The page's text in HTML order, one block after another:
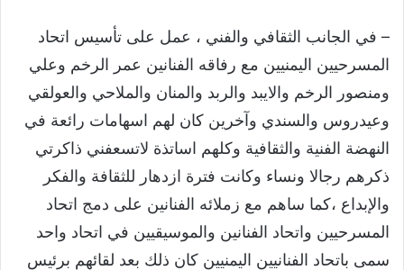
– في الجانب الثقافي والفني ، عمل على تأسيس اتحاد
المسرحيين اليمنيين مع رفاقه الفنانين عمر الرخم وعلي
ومنصور الرخم والايبد والربد والمنان والملاحي والعولقي
وعيدروس والسندي وآخرين كان لهم اسهامات رائعة في
النهضة الفنية والثقافية وكلهم اساتذة لاتسعفني ذاكرتي
ذكرهم رجالا ونساء وكانت فترة ازدهار للثقافة والفكر
والإبداع ،كما ساهم مع زملائه الفنانين على دمج اتحاد
المسرحيين واتحاد الفنانين والموسيقيين في اتحاد واحد
سمى باتحاد الفنانيين اليمنيين كان ذلك بعد لقائهم برئيس